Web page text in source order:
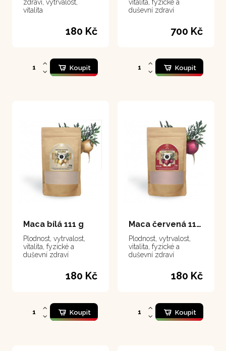
zdraví, vytrvalost,
vitalita
180 Kč
Koupit
vitalita, fyzické a
duševní zdraví
700 Kč
Koupit
Maca bílá 111 g
Plodnost, vytrvalost,
vitalita, fyzické a
duševní zdraví
180 Kč
Koupit
Maca červená 111 g
Plodnost, vytrvalost,
vitalita, fyzické a
duševní zdraví
180 Kč
Koupit